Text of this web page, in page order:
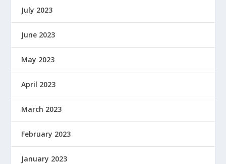
July 2023
June 2023
May 2023
April 2023
March 2023
February 2023
January 2023